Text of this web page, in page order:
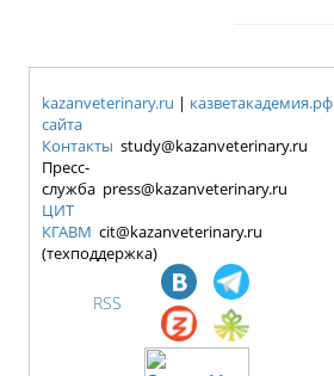
kazanveterinary.ru | казветакадемия.рф
сайта
Контакты study@kazanveterinary.ru
Пресс-
служба press@kazanveterinary.ru
ЦИТ
КГАВМ cit@kazanveterinary.ru
(техподдержка)
RSS